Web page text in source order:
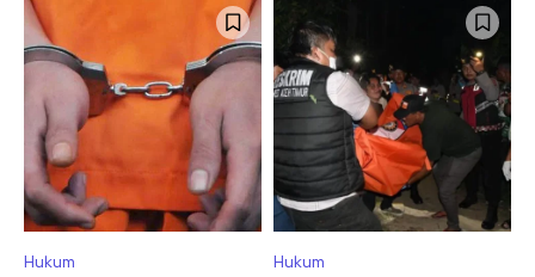
Hukum Hukum